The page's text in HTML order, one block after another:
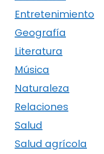
Entretenimiento
Geografía
Literatura
Música
Naturaleza
Relaciones
Salud
Salud agrícola